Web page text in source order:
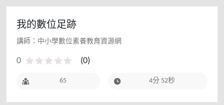
我的數位足跡
講師：中小學數位素養教育資源網
0 (0)
65 4分 52秒